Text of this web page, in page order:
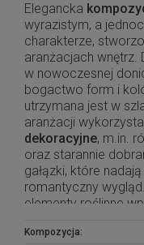
Elegancka
wyrazistym, a
charakterze,
aranżacjach wnętrz.
w nowoczesnej
bogactwo form i
utrzymana jest w
aranżacji
dekoracyjne, m.in.
oraz starannie
gałązki, które
romantyczny
elementy roślinne
charakter
Kompozycja: